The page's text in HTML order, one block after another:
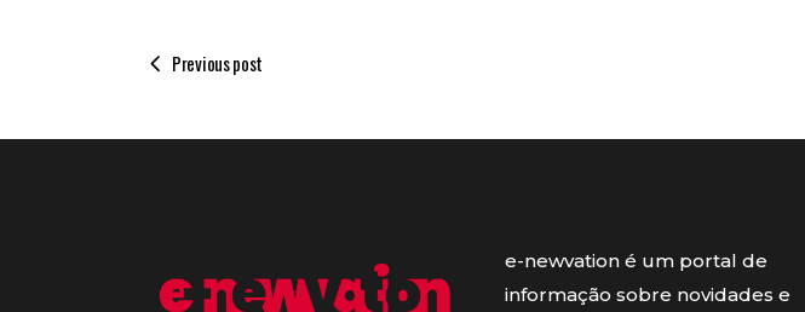
Previous post
e-newvation é um portal de
informação sobre novidades e